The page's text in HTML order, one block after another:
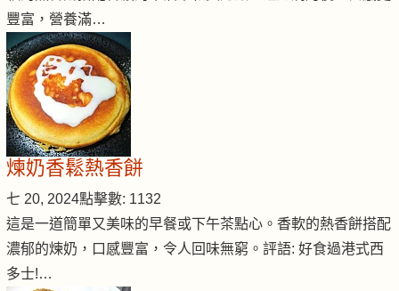
豐富，營養滿…
煉奶香鬆熱香餅
七 20, 2024點擊數: 1132
這是一道簡單又美味的早餐或下午茶點心。香軟的熱香餅搭配
濃郁的煉奶，口感豐富，令人回味無窮。評語: 好食過港式西
多士!…